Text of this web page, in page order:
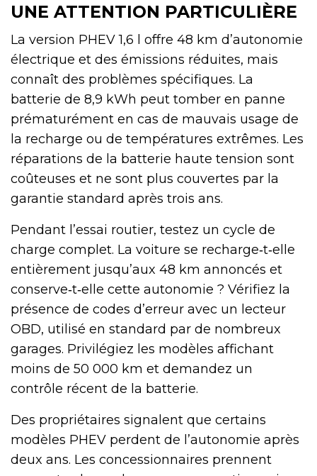
UNE ATTENTION PARTICULIÈRE
La version PHEV 1,6 l offre 48 km d’autonomie
électrique et des émissions réduites, mais
connaît des problèmes spécifiques. La
batterie de 8,9 kWh peut tomber en panne
prématurément en cas de mauvais usage de
la recharge ou de températures extrêmes. Les
réparations de la batterie haute tension sont
coûteuses et ne sont plus couvertes par la
garantie standard après trois ans.
Pendant l’essai routier, testez un cycle de
charge complet. La voiture se recharge‑t‑elle
entièrement jusqu’aux 48 km annoncés et
conserve‑t‑elle cette autonomie ? Vérifiez la
présence de codes d’erreur avec un lecteur
OBD, utilisé en standard par de nombreux
garages. Privilégiez les modèles affichant
moins de 50 000 km et demandez un
contrôle récent de la batterie.
Des propriétaires signalent que certains
modèles PHEV perdent de l’autonomie après
deux ans. Les concessionnaires prennent